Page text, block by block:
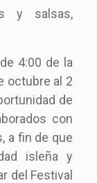
y salsas,
4:00 de la
octubre al 2
de
con
a fin de que
isleña y
del Festival